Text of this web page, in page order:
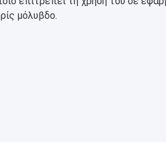
μόλυβδο.